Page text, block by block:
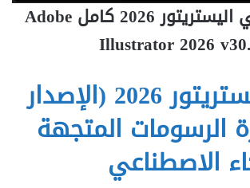
تحميل ادوبي اليستريتور 2026 كامل Adobe
Illustrator 2026
أدوبي إليستريتور 2026 (الإصدار
الرسومات المتجهة
الاصطناعي